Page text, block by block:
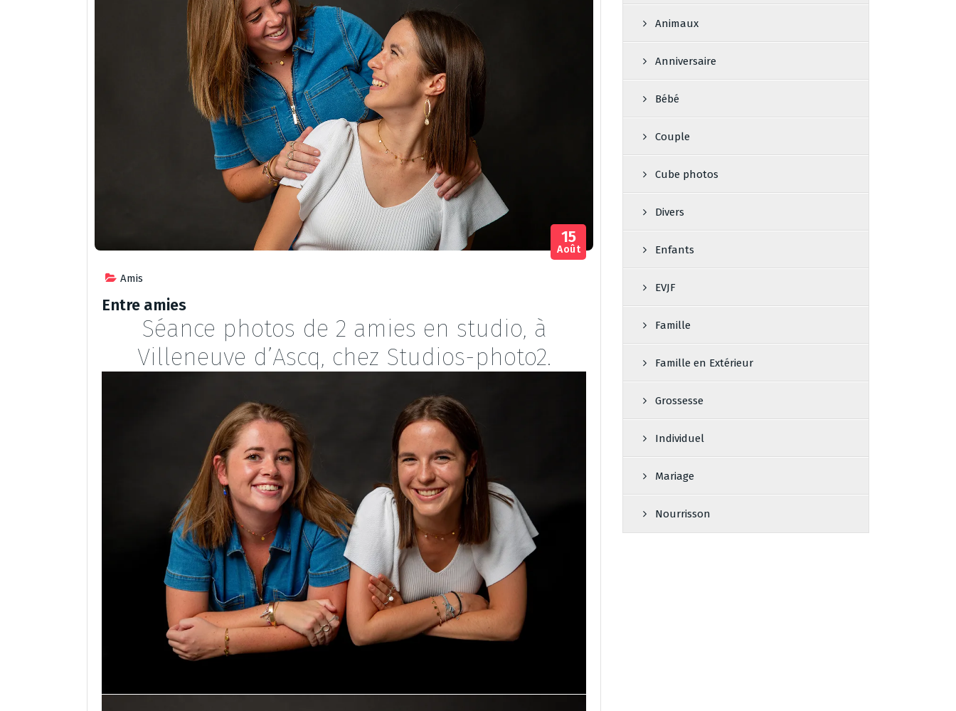
Amis
15
Août
Entre amies
Séance photos de 2 amies en studio, à
Villeneuve d’Ascq, chez Studios-photo2.
Animaux
Anniversaire
Bébé
Couple
Cube photos
Divers
Enfants
EVJF
Famille
Famille en Extérieur
Grossesse
Individuel
Mariage
Nourrisson